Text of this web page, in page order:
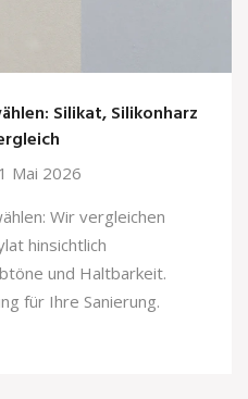
Silikat, Silikonharz
Mai 2026
Wir vergleichen
hinsichtlich
und Haltbarkeit.
für Ihre Sanierung.